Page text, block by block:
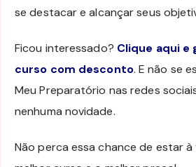
se destacar e alcançar seus
Ficou interessado? Clique aqui e
curso com desconto. E não se
Meu Preparatório nas redes
nenhuma novidade.
Não perca essa chance de estar